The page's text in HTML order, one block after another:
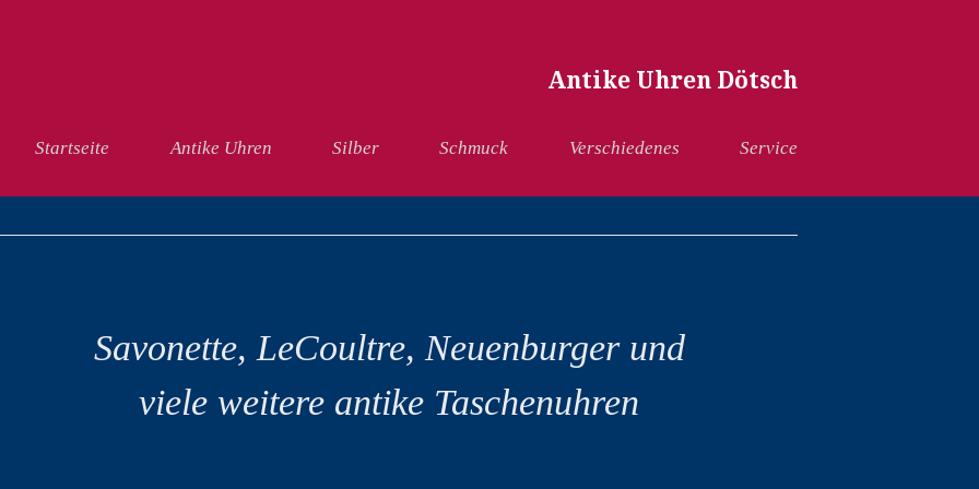
Antike Uhren Dötsch
Startseite Antike Uhren Silber Schmuck Verschiedenes Service
Savonette, LeCoultre, Neuenburger und
viele weitere antike Taschenuhren